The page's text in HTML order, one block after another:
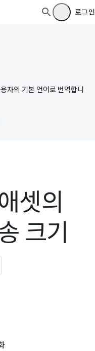
로그인
자의 기본 언어로 번역합니
셋의
크기